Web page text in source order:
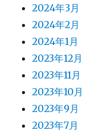
2026年2月
2026年1月
2025年12月
2025年11月
2025年10月
2025年9月
2025年7月
2025年6月